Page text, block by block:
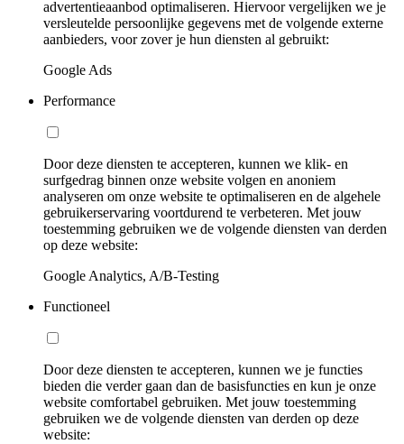
advertentieaanbod optimaliseren. Hiervoor vergelijken we je
versleutelde persoonlijke gegevens met de volgende externe
aanbieders, voor zover je hun diensten al gebruikt:
Google Ads
Performance
Door deze diensten te accepteren, kunnen we klik- en
surfgedrag binnen onze website volgen en anoniem
analyseren om onze website te optimaliseren en de algehele
gebruikerservaring voortdurend te verbeteren. Met jouw
toestemming gebruiken we de volgende diensten van derden
op deze website:
Google Analytics, A/B-Testing
Functioneel
Door deze diensten te accepteren, kunnen we je functies
bieden die verder gaan dan de basisfuncties en kun je onze
website comfortabel gebruiken. Met jouw toestemming
gebruiken we de volgende diensten van derden op deze
website: